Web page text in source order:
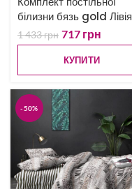
білизни бязь gold Лівія
1 433грн 717 грн
КУПИТИ
-50%